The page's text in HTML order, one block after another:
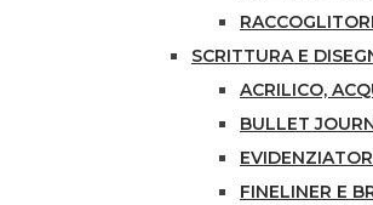
SCRITTURA E
ACRILICO,
BULLET
FINELINER E